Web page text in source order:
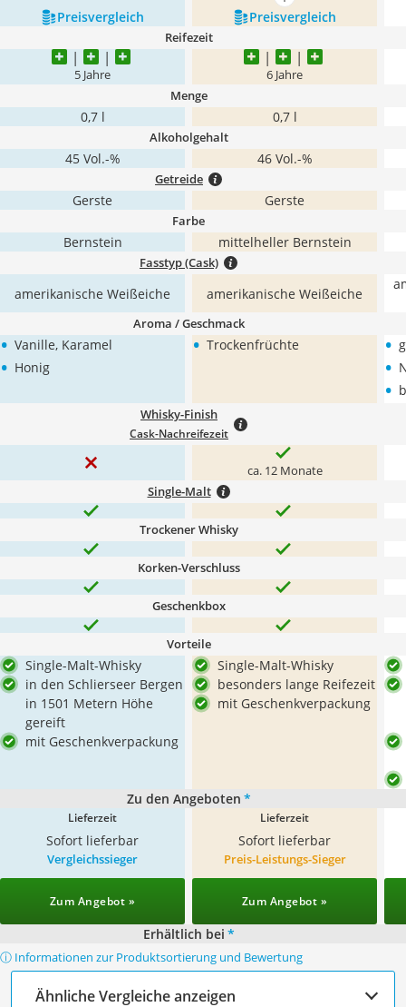
Preis­vergleich
Preis­vergleich
Reifezeit
5 Jahre 6 Jahre
Menge
0,7 l 0,7 l
Alkoholgehalt
45 Vol.-% 46 Vol.-%
Getreide
Gerste Gerste
Farbe
Bernstein mittelheller Bernstein
Fasstyp (Cask)
amerikanische Weißeiche amerikanische Weißeiche
Aroma / Geschmack
• Vanille, Karamel
• Honig
• Trockenfrüchte •
•
•
Whisky-Finish
Cask-Nachreifezeit
ca. 12 Monate
Single-Malt
Trockener Whisky
Korken-Verschluss
Geschenkbox
Vorteile
Single-Malt-Whisky
in den Schlierseer Bergen
in 1501 Metern Höhe
gereift
mit Geschenkverpackung
Single-Malt-Whisky
besonders lange Reifezeit
mit Geschenkverpackung
Zu den Angeboten *
Lieferzeit
Sofort lieferbar
Lieferzeit
Sofort lieferbar
Vergleichssieger
Zum Angebot »
Preis-Leistungs-Sieger
Zum Angebot »
Erhältlich bei *
ⓘ Informationen zur Produktsortierung und Bewertung
Ähnliche Vergleiche anzeigen